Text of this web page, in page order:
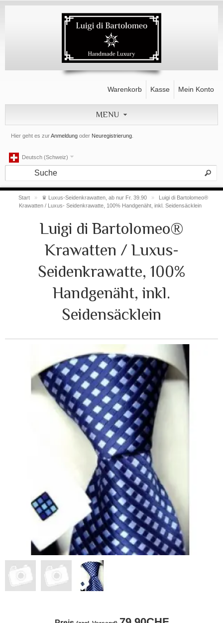
Hier geht es zurAnmeldung oder Neuregistrierung
Warenkorb Kasse Mein Konto
MENU
Deutsch (Schweiz)
Start » ♛ Luxus-Seidenkrawatten, ab nur Fr. 39.90 »
Luigi di Bartolomeo®
Krawatten / Luxus- Seidenkrawatte, 100% Handgenäht, inkl. Seidensäcklein
Luigi di Bartolomeo®
Krawatten / Luxus-
Seidenkrawatte, 100%
Handgenäht, inkl.
Seidensäcklein